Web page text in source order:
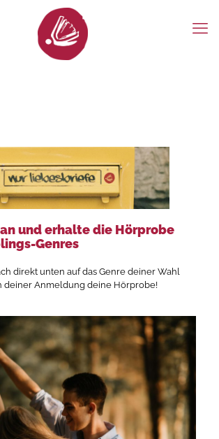
und erhalte die Hörprobe
Genres
direkt unten auf das Genre deiner Wahl
deiner Anmeldung deine Hörprobe!